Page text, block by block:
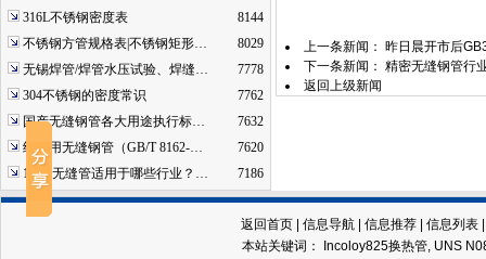
316L不锈钢密度表
8144
不锈钢方管规格表|不锈钢矩形…
8029
无锡焊管/焊管水压试验、焊缝…
7778
304不锈钢的密度常识
7762
国产无缝钢管各大用途执行标…
7632
结构用无缝钢管（GB/T 8162-…
7620
16mn无缝管适用于哪些行业？…
7186
上一条新闻： 昨日晨开市后
下一条新闻： 精密无缝钢管行
返回上级新闻
返回首页| 信息导航| 信息推荐| 信息列表
本站关键词：
Incoloy825换热管, UNS